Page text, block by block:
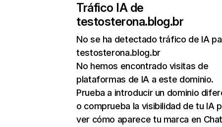
Tráfico IA de
testosterona.blog.br
No se ha detectado tráfico de IA
testosterona.blog.br
No hemos encontrado visitas de
plataformas de IA a este dominio.
Prueba a introducir un dominio
o comprueba la visibilidad de tu IA
ver cómo aparece tu marca en